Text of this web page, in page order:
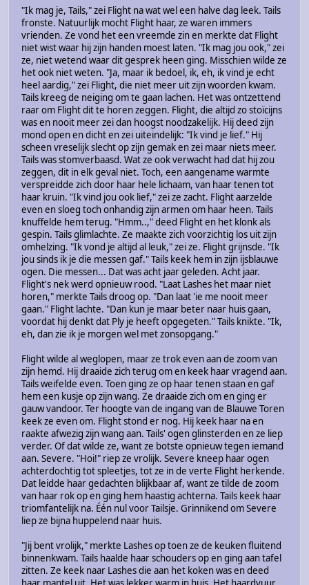
"Ik mag je, Tails," zei Flight na wat wel een halve dag leek. Tails
fronste. Natuurlijk mocht Flight haar, ze waren immers
vrienden. Ze vond het een vreemde zin en merkte dat Flight
niet wist waar hij zijn handen moest laten. "Ik mag jou ook," zei
ze, niet wetend waar dit gesprek heen ging. Misschien wilde ze
het ook niet weten. "Ja, maar ik bedoel, ik, eh, ik vind je echt
heel aardig," zei Flight, die niet meer uit zijn woorden kwam.
Tails kreeg de neiging om te gaan lachen. Het was ontzettend
raar om Flight dit te horen zeggen. Flight, die altijd zo stoïcijns
was en nooit meer zei dan hoogst noodzakelijk. Hij deed zijn
mond open en dicht en zei uiteindelijk: "Ik vind je lief." Hij
scheen vreselijk slecht op zijn gemak en zei maar niets meer.
Tails was stomverbaasd. Wat ze ook verwacht had dat hij zou
zeggen, dit in elk geval niet. Toch, een aangename warmte
verspreidde zich door haar hele lichaam, van haar tenen tot
haar kruin. "Ik vind jou ook lief," zei ze zacht. Flight aarzelde
even en sloeg toch onhandig zijn armen om haar heen. Tails
knuffelde hem terug. "Hmm..," deed Flight en het klonk als
gespin. Tails glimlachte. Ze maakte zich voorzichtig los uit zijn
omhelzing. "Ik vond je altijd al leuk," zei ze. Flight grijnsde. "Ik
jou sinds ik je die messen gaf." Tails keek hem in zijn ijsblauwe
ogen. Die messen... Dat was acht jaar geleden. Acht jaar.
Flight's nek werd opnieuw rood. "Laat Lashes het maar niet
horen," merkte Tails droog op. "Dan laat 'ie me nooit meer
gaan." Flight lachte. "Dan kun je maar beter naar huis gaan,
voordat hij denkt dat Ply je heeft opgegeten." Tails knikte. "Ik,
eh, dan zie ik je morgen wel met zonsopgang."
Flight wilde al weglopen, maar ze trok even aan de zoom van
zijn hemd. Hij draaide zich terug om en keek haar vragend aan.
Tails weifelde even. Toen ging ze op haar tenen staan en gaf
hem een kusje op zijn wang. Ze draaide zich om en ging er
gauw vandoor. Ter hoogte van de ingang van de Blauwe Toren
keek ze even om. Flight stond er nog. Hij keek haar na en
raakte afwezig zijn wang aan. Tails' ogen glinsterden en ze liep
verder. Of dat wilde ze, want ze botste opnieuw tegen iemand
aan. Severe. "Hoi!" riep ze vrolijk. Severe kneep haar ogen
achterdochtig tot spleetjes, tot ze in de verte Flight herkende.
Dat leidde haar gedachten blijkbaar af, want ze tilde de zoom
van haar rok op en ging hem haastig achterna. Tails keek haar
triomfantelijk na. Één nul voor Tailsje. Grinnikend om Severe
liep ze bijna huppelend naar huis.
"Jij bent vrolijk," merkte Lashes op toen ze de keuken fluitend
binnenkwam. Tails haalde haar schouders op en ging aan tafel
zitten. Ze keek naar Lashes die aan het koken was en deed